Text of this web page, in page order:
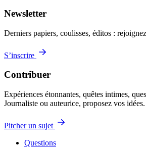
Newsletter
Derniers papiers, coulisses, éditos :
S’inscrire
Contribuer
Expériences étonnantes, quêtes intimes,
Journaliste ou auteurice, proposez vos idées.
Pitcher un sujet
Questions